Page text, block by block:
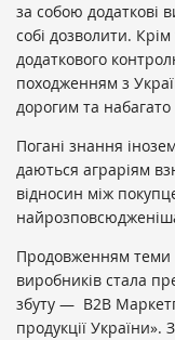
за собою додаткові
собі дозволити.
додаткового
походженням з
дорогим та
Погані знання
даються аграріям
відносин між
Продовженням теми
виробників стала
збуту — B2B
продукції України».